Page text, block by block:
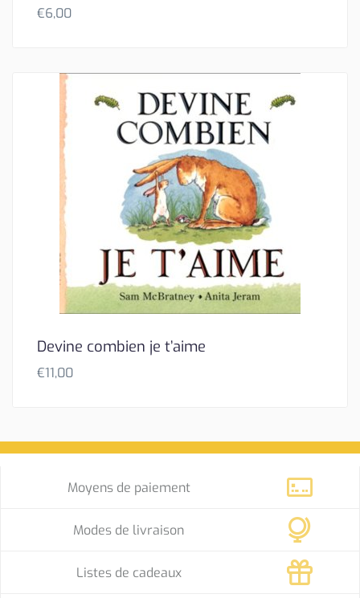
€6,00
Devine combien je t’aime
€11,00
Moyens de paiement
Modes de livraison
Listes de cadeaux